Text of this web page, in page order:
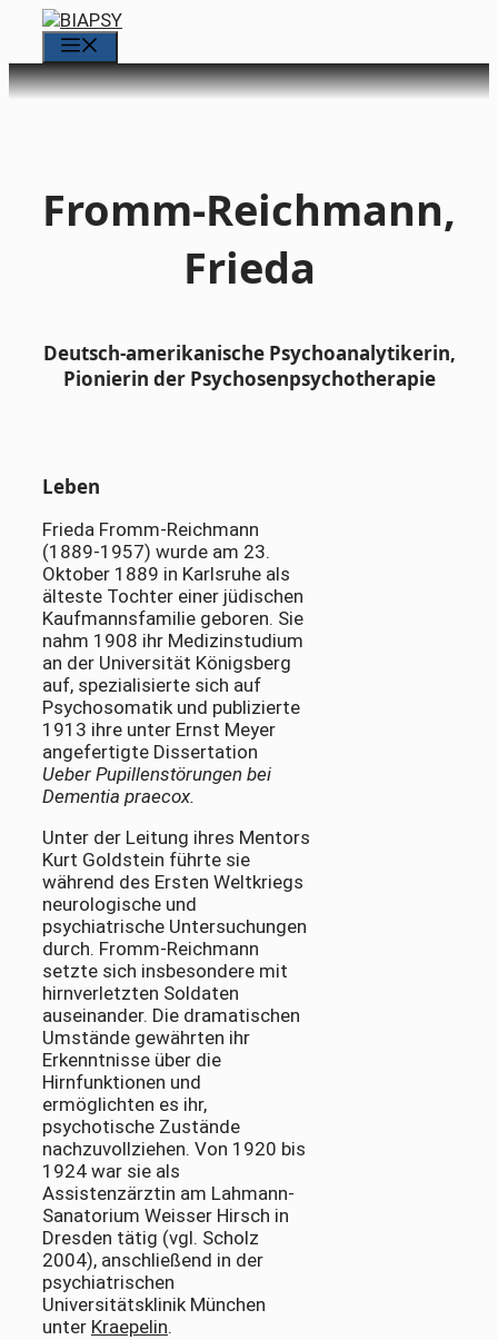
Zum
springen
Fromm-Reichmann,
Frieda
Deutsch-amerikanische Psychoanalytikerin,
Pionierin der Psychosenpsychotherapie
Leben
Frieda Fromm-Reichmann
(1889-1957) wurde am 23.
Oktober 1889 in Karlsruhe als
älteste Tochter einer jüdischen
Kaufmannsfamilie geboren. Sie
nahm 1908 ihr Medizinstudium
an der Universität Königsberg
auf, spezialisierte sich auf
Psychosomatik und publizierte
1913 ihre unter Ernst Meyer
angefertigte Dissertation
Ueber Pupillenstörungen bei
Dementia praecox.
Unter der Leitung ihres Mentors
Kurt Goldstein führte sie
während des Ersten Weltkriegs
neurologische und
psychiatrische Untersuchungen
durch. Fromm-Reichmann
setzte sich insbesondere mit
hirnverletzten Soldaten
auseinander. Die dramatischen
Umstände gewährten ihr
Erkenntnisse über die
Hirnfunktionen und
ermöglichten es ihr,
psychotische Zustände
nachzuvollziehen. Von 1920 bis
1924 war sie als
Assistenzärztin am Lahmann-
Sanatorium Weisser Hirsch in
Dresden tätig (vgl. Scholz
2004), anschließend in der
psychiatrischen
Universitätsklinik München
unter Kraepelin.